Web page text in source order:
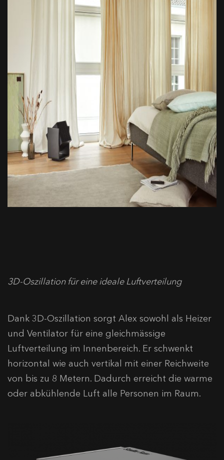
3D-Oszillation für eine ideale Luftverteilung
Dank 3D-Oszillation sorgt Alex sowohl als Heizer
und Ventilator für eine gleichmässige
Luftverteilung im Innenbereich. Er schwenkt
horizontal wie auch vertikal mit einer Reichweite
von bis zu 8 Metern. Dadurch erreicht die warme
oder abkühlende Luft alle Personen im Raum.